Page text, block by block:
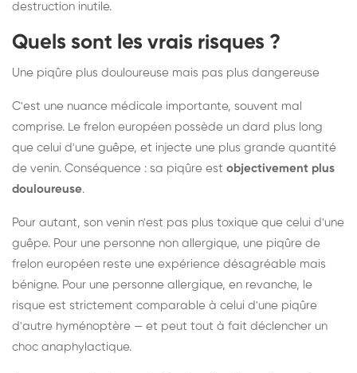
destruction inutile.
Quels sont les vrais risques ?
Une piqûre plus douloureuse mais pas plus dangereuse
C'est une nuance médicale importante, souvent mal
comprise. Le frelon européen possède un dard plus long
que celui d'une guêpe, et injecte une plus grande quantité
de venin. Conséquence : sa piqûre est objectivement plus
douloureuse.
Pour autant, son venin n'est pas plus toxique que celui d'une
guêpe. Pour une personne non allergique, une piqûre de
frelon européen reste une expérience désagréable mais
bénigne. Pour une personne allergique, en revanche, le
risque est strictement comparable à celui d'une piqûre
d'autre hyménoptère — et peut tout à fait déclencher un
choc anaphylactique.